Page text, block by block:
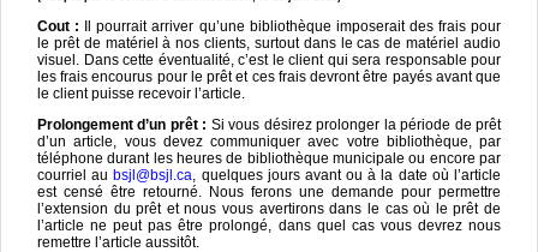
Cout : Il pourrait arriver qu’une bibliothèque imposerait des frais pour
le prêt de matériel à nos clients, surtout dans le cas de matériel audio
visuel. Dans cette éventualité, c’est le client qui sera responsable pour
les frais encourus pour le prêt et ces frais devront être payés avant que
le client puisse recevoir l’article.
Prolongement d’un prêt : Si vous désirez prolonger la période de prêt
d’un article, vous devez communiquer avec votre bibliothèque, par
téléphone durant les heures de bibliothèque municipale ou encore par
courriel aubsjl@bsjl.ca , quelques jours avant ou à la date où l’article
est censé être retourné. Nous ferons une demande pour permettre
l’extension du prêt et nous vous avertirons dans le cas où le prêt de
l’article ne peut pas être prolongé, dans quel cas vous devrez nous
remettre l’article aussitôt.